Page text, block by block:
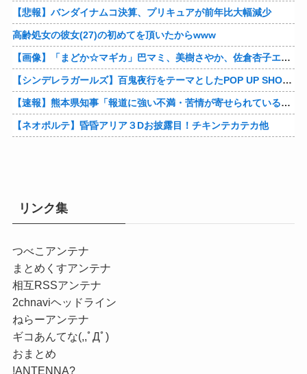
【悲報】バンダイナムコ決算、プリキュアが前年比大幅減少
高齢処女の彼女(27)の初めてを頂いたからwww
【画像】「まどか☆マギカ」巴マミ、美樹さやか、佐倉杏子エロすぎ放課後えんこーハメ撮りどぴゅどぴゅエチエチが最高すぎる❣
【シンデレラガールズ】百鬼夜行をテーマとしたPOP UP SHOPが東京・大阪にて開催
【速報】熊本県知事「報道に強い不満・苦情が寄せられている」→TBSの報道特集がまさにそれな件他
【ネオポルテ】昏昏アリア３Dお披露目！チキンテカテカ他
リンク集
つべこアンテナ
まとめくすアンテナ
相互RSSアンテナ
2chnaviヘッドライン
ねらーアンテナ
ギコあんてな(,,ﾟДﾟ)
おまとめ
!ANTENNA?